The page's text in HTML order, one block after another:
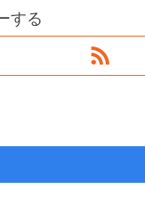
する